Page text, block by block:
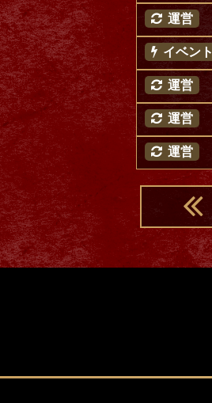
運営
イベント
運営
運営
運営